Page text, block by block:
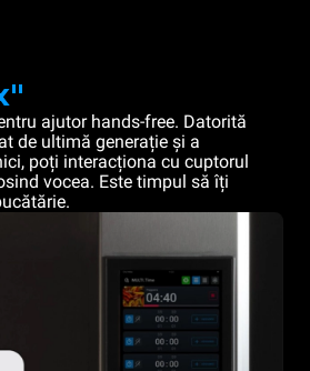
ajutor hands-free. Datorită
de ultimă generație și a
poți interacționa cu cuptorul
vocea. Este timpul să îți